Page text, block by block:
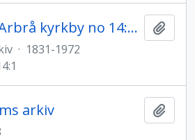
Arbrå socken: Arbrå kyrkby no 14:1 gårdsarkiv
· 1831-1972
arkiv